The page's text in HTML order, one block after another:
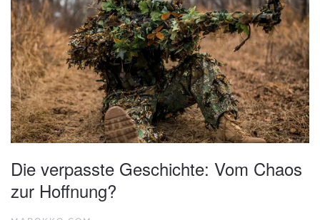
Die verpasste Geschichte: Vom Chaos
zur Hoffnung?